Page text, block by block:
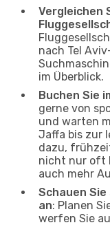
Vergleichen
nach Tel
im Überblick.
Buchen Sie
gerne von
und warten
Jaffa bis zur
dazu,
nicht nur oft
auch mehr
Schauen
an: Planen
werfen Sie